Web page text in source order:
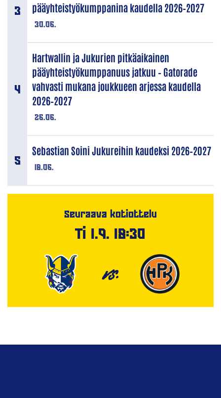
30.06.
pääyhteistyökumppanina kaudella 2026–2027
26.06.
Hartwallin ja Jukurien pitkäaikainen
pääyhteistyökumppanuus jatkuu – Gatorade
vahvasti mukana joukkueen arjessa kaudella
2026–2027
18.06.
Sebastian Soini Jukureihin kaudeksi 2026–2027
Seuraava kotiottelu
Ti 1.9. 18:30
VS.